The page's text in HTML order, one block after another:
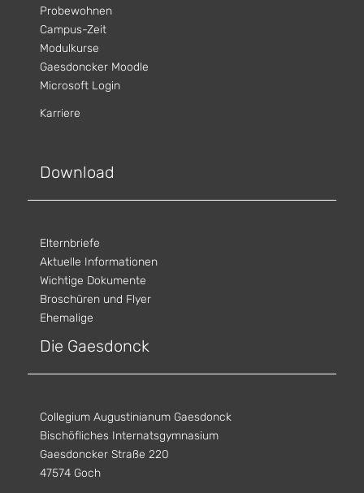
Probewohnen
Campus-Zeit
Modulkurse
Gaesdoncker Moodle
Microsoft Login
Karriere
Download
Elternbriefe
Aktuelle Informationen
Wichtige Dokumente
Broschüren und Flyer
Ehemalige
Die Gaesdonck
Collegium Augustinianum Gaesdonck
Bischöfliches Internatsgymnasium
Gaesdoncker Straße 220
47574 Goch